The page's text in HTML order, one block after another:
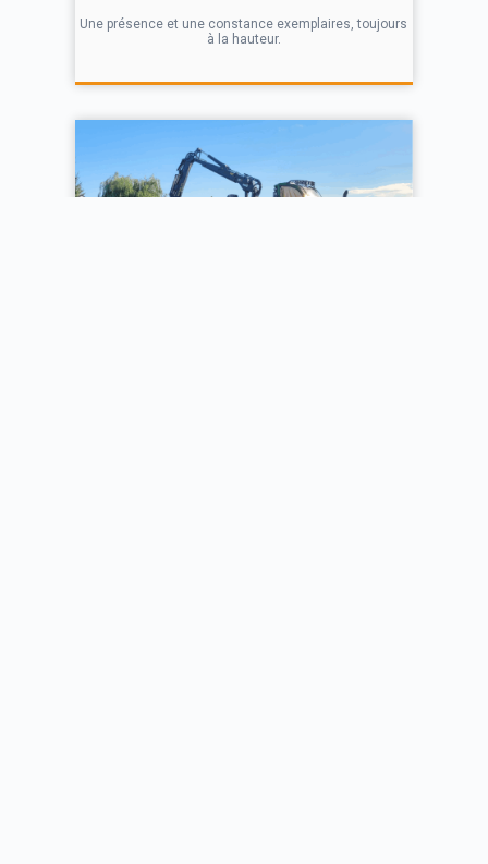
Une présence et une constance exemplaires, toujours
à la hauteur.